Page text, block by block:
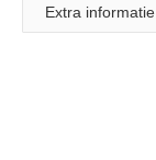
Extra informatie